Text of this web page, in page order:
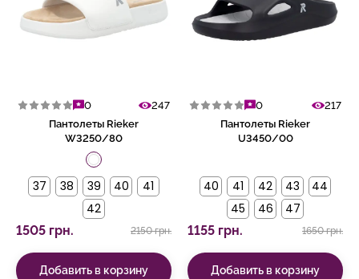
0
247
Пантолеты Rieker
W3250/80
37 38 39 40
41
42
1505 грн. 2150 грн.
Добавить в корзину
0
217
Пантолеты Rieker
U3450/00
40 41 42 43
44
45
46 47
1155 грн. 1650 грн.
Добавить в корзину